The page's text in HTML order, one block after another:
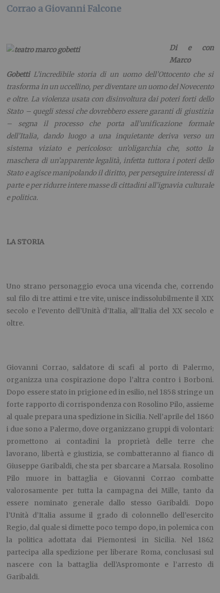
Corrao a Giovanni Falcone
Di e con
Marco
GobettiL’incredibile storia di un uomo dell’Ottocento che si
trasforma in un uccellino, per diventare un uomo del Novecento
e oltre. La violenza usata con disinvoltura dai poteri forti dello
Stato – quegli stessi che dovrebbero essere garanti di giustizia
– segna il processo che porta all’unificazione formale
dell’Italia, dando luogo a una inquietante deriva verso un
sistema viziato e pericoloso: un’oligarchia che, sotto la
maschera di un’apparente legalità, infetta tuttora i poteri dello
Stato e agisce manipolando il diritto, per perseguire interessi di
parte e per ridurre intere masse di cittadini all’ignavia culturale
e politica.
LA STORIA
Uno strano personaggio evoca una vicenda che, correndo
sul filo di tre attimi e tre vite, unisce indissolubilmente il XIX
secolo e l’evento dell’Unità d’Italia, all’Italia del XX secolo e
oltre.
Giovanni Corrao, saldatore di scafi al porto di Palermo,
organizza una cospirazione dopo l’altra contro i Borboni.
Dopo essere stato in prigione ed in esilio, nel 1858 stringe un
forte rapporto di corrispondenza con Rosolino Pilo, assieme
al quale prepara una spedizione in Sicilia. Nell’aprile del 1860
i due sono a Palermo, dove organizzano gruppi di volontari:
promettono ai contadini la proprietà delle terre che
lavorano, libertà e giustizia, se combatteranno al fianco di
Giuseppe Garibaldi, che sta per sbarcare a Marsala. Rosolino
Pilo muore in battaglia e Giovanni Corrao combatte
valorosamente per tutta la campagna dei Mille, tanto da
essere nominato generale dallo stesso Garibaldi. Dopo
l’Unità d’Italia assume il grado di colonnello dell’esercito
Regio, dal quale si dimette poco tempo dopo, in polemica con
la politica adottata dai Piemontesi in Sicilia. Nel 1862
partecipa alla spedizione per liberare Roma, conclusasi sul
nascere con la battaglia dell’Aspromonte e l’arresto di
Garibaldi.